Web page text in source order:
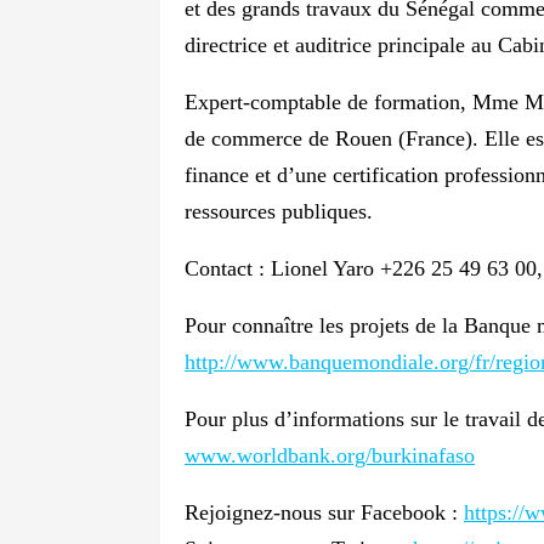
et des grands travaux du Sénégal
directrice et auditrice principale au
Expert-comptable de formation, Mme
de commerce de Rouen (France). Elle
finance et d’une certification
ressources publiques.
Contact : Lionel Yaro +226 25 49 63
Pour connaître les projets de la
http://www.banquemondiale.org/fr/
Pour plus d’informations sur le travail
www.worldbank.org/burkinafaso
Rejoignez-nous sur Facebook : https://